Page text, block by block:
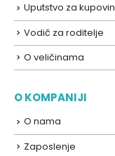
Uputstvo za
Vodič za roditelje
O veličinama
O KOMPANIJI
O nama
Zaposlenje